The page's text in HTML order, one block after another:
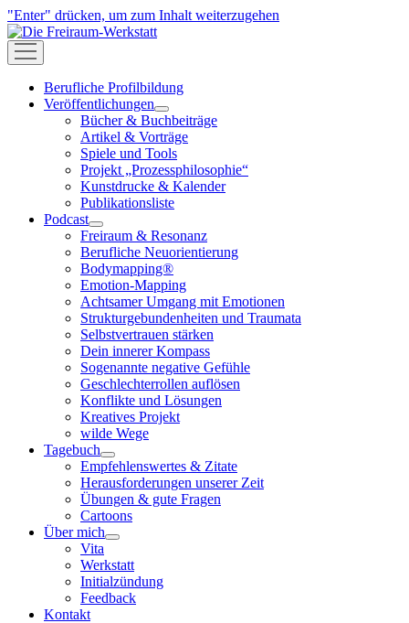
"Enter" drücken, um zum Inhalt weiterzugehen
Die
Freiraum-
Werkstatt
open
menu
Berufliche Profilbildung
Veröffentlichungen
open
menu
Bücher & Buchbeiträge
Artikel & Vorträge
Spiele und Tools
Projekt „Prozessphilosophie“
Kunstdrucke & Kalender
Publikationsliste
Podcast
open
menu
Freiraum & Resonanz
Berufliche Neuorientierung
Bodymapping®
Emotion-Mapping
Achtsamer Umgang mit Emotionen
Strukturgebundenheiten und Traumata
Selbstvertrauen stärken
Dein innerer Kompass
Sogenannte negative Gefühle
Geschlechterrollen auflösen
Konflikte und Lösungen
Kreatives Projekt
wilde Wege
Tagebuch
open
menu
Empfehlenswertes & Zitate
Herausforderungen unserer Zeit
Übungen & gute Fragen
Cartoons
Über mich
open
Vita
Werkstatt
Initialzündung
Feedback
Kontakt